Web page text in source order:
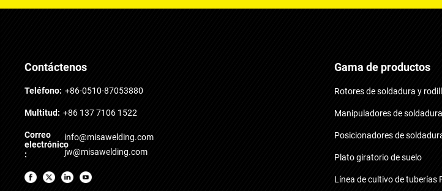
Contáctenos
Teléfono: +86-0510-87053880
Multitud: +86 137 7106 1522
Correo
electrónico
:
info@misawelding.com
jw@misawelding.com
Gama de productos
Rotores de soldadura y
Manipuladores de
Posicionadores de
Plato giratorio de suelo
Línea de cultivo de tuberías